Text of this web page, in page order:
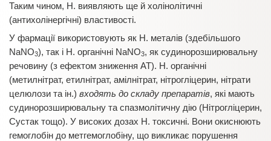
Таким чином, Н. виявляють ще й холінолітичні
(антихолінергічні) властивості.
У фармації використовують як Н. металів (здебільшого
NaNO3), так і Н. органічні NaNO3, як судинорозширювальну
речовину (з ефектом зниження АТ). Н. органічні
(метилнітрат, етилнітрат, амілнітрат, нітрогліцерин, нітрати
целюлози та ін.) входять до складу препаратів, які мають
судинорозширювальну та спазмолітичну дію (Нітрогліцерин,
Сустак тощо). У високих дозах Н. токсичнi. Вони окиснюють
гемоглобін до метгемоглобіну, що викликає порушення